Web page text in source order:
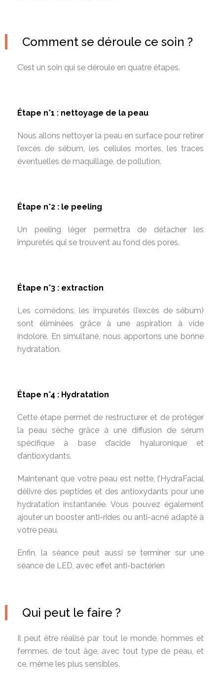
Comment se déroule ce soin ?
C’est un soin qui se déroule en quatre étapes.
Étape n°1 : nettoyage de la peau
Nous allons nettoyer la peau en surface pour retirer
l’excès de sébum, les cellules mortes, les traces
éventuelles de maquillage, de pollution.
Étape n°2 : le peeling
Un peeling léger permettra de détacher les
impuretés qui se trouvent au fond des pores.
Étape n°3 : extraction
Les comédons, les impuretés (l’excès de sébum)
sont éliminées grâce à une aspiration à vide
indolore. En simultané, nous apportons une bonne
hydratation.
Étape n°4 : Hydratation
Cette étape permet de restructurer et de protéger
la peau sèche grâce à une diffusion de sérum
spécifique à base d’acide hyaluronique et
d’antioxydants.
Maintenant que votre peau est nette, l’HydraFacial
délivre des peptides et des antioxydants pour une
hydratation instantanée. Vous pouvez également
ajouter un booster anti-rides ou anti-acné adapté à
votre peau.
Enfin, la séance peut aussi se terminer sur une
séance de LED, avec effet anti-bactérien
Qui peut le faire ?
Il peut être réalisé par tout le monde, hommes et
femmes, de tout âge, avec tout type de peau, et
ce, même les plus sensibles.